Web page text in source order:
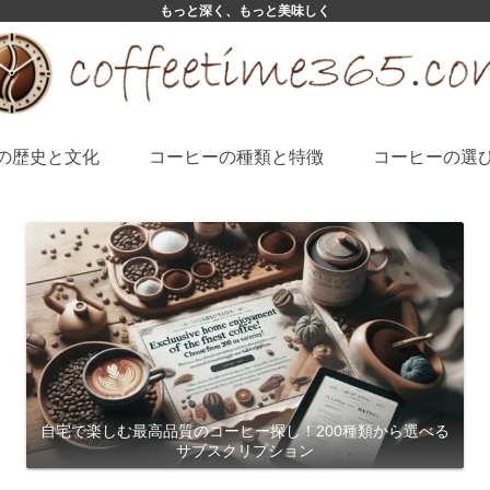
もっと深く、もっと美味しく
歴史と文化 コーヒーの種類と特徴 コーヒーの選
自宅で楽しむ最高品質のコーヒー探し！200種類から選べる
サブスクリプション